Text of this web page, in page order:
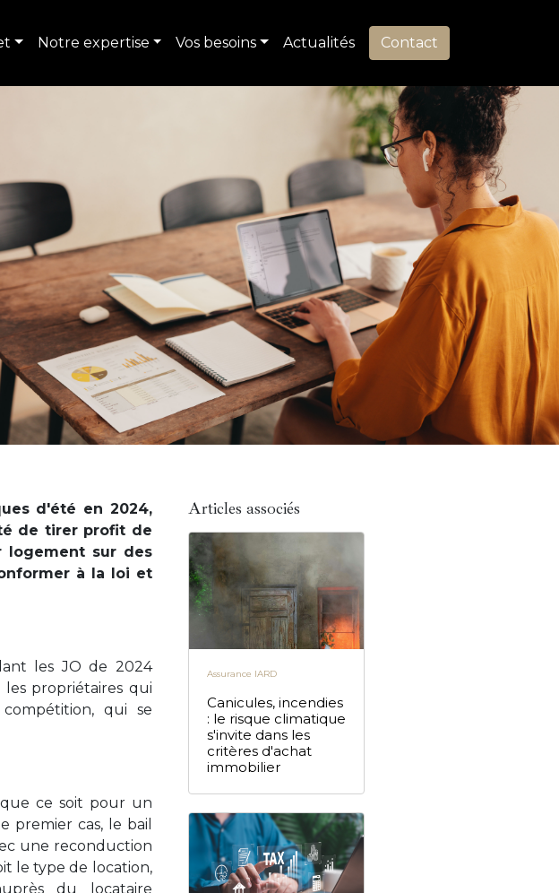
Notre expertise Vos besoins Actualités Contact
d'été en 2024,
de tirer profit de
logement sur des
à la loi et
les JO de 2024
propriétaires qui
qui se
ce soit pour un
premier cas, le bail
une reconduction
le type de location,
du locataire
Articles associés
Assurance IARD
Canicules, incendies
: le risque climatique
s'invite dans les
critères d'achat
immobilier